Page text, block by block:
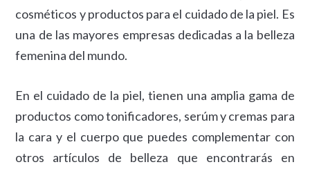
cosméticos y productos para el cuidado de la piel. Es
una de las mayores empresas dedicadas a la belleza
femenina del mundo.
En el cuidado de la piel, tienen una amplia gama de
productos como tonificadores, serúm y cremas para
la cara y el cuerpo que puedes complementar con
otros artículos de belleza que encontrarás en